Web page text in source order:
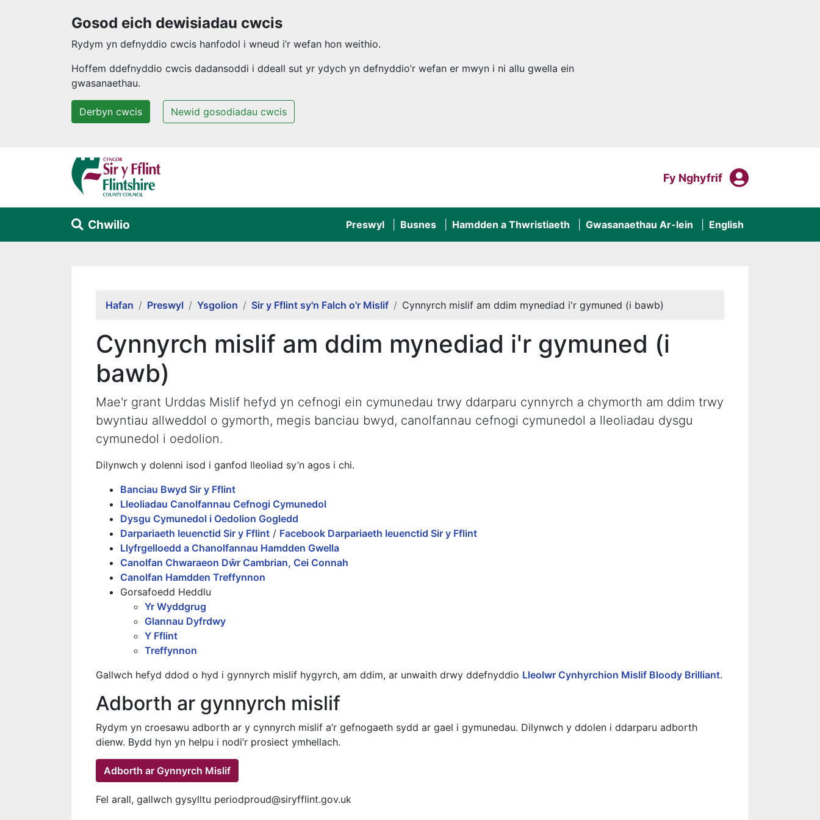
Gosod eich dewisiadau cwcis
Rydym yn defnyddio cwcis hanfodol i wneud i’r wefan hon weithio.
Hoffem ddefnyddio cwcis dadansoddi i ddeall sut yr ydych yn defnyddio’r wefan er mwyn i ni allu gwella ein
gwasanaethau.
Derbyn cwcis Newid gosodiadau cwcis
Neidio i'r prif gynnwys
Mewngofnodi I
Fy Nghyfrif Fy
Chwilio Preswyl Busnes Hamdden a Thwristiaeth Gwasanaethau Ar-lein English
Hafan Preswyl Ysgolion Sir y Fflint sy'n Falch o'r Mislif Cynnyrch mislif am ddim mynediad i'r gymuned (i bawb)
Cynnyrch mislif am ddim mynediad i'r gymuned (i
bawb)
Mae'r grant Urddas Mislif hefyd yn cefnogi ein cymunedau trwy ddarparu cynnyrch a chymorth am ddim trwy
bwyntiau allweddol o gymorth, megis banciau bwyd, canolfannau cefnogi cymunedol a lleoliadau dysgu
cymunedol i oedolion.
Dilynwch y dolenni isod i ganfod lleoliad sy’n agos i chi.
Banciau Bwyd Sir y Fflint
Lleoliadau Canolfannau Cefnogi Cymunedol
Dysgu Cymunedol i Oedolion Gogledd
Darpariaeth Ieuenctid Sir y Fflint / Facebook Darpariaeth Ieuenctid Sir y Fflint
Llyfrgelloedd a Chanolfannau Hamdden Gwella
Canolfan Chwaraeon Dŵr Cambrian, Cei Connah
Canolfan Hamdden Treffynnon
Gorsafoedd Heddlu
Yr Wyddgrug
Glannau Dyfrdwy
Y Fflint
Treffynnon
Gallwch hefyd ddod o hyd i gynnyrch mislif hygyrch, am ddim, ar unwaith drwy ddefnyddio Lleolwr Cynhyrchion Mislif Bloody Brilliant.
Adborth ar gynnyrch mislif
Rydym yn croesawu adborth ar y cynnyrch mislif a’r gefnogaeth sydd ar gael i gymunedau. Dilynwch y ddolen i ddarparu adborth
dienw. Bydd hyn yn helpu i nodi’r prosiect ymhellach.
Adborth ar Gynnyrch Mislif
Fel arall, gallwch gysylltu periodproud@siryfflint.gov.uk